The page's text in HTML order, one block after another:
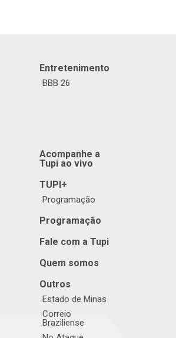
Entretenimento
BBB 26
Acompanhe a
Tupi ao vivo
TUPI+
Programação
Programação
Fale com a Tupi
Quem somos
Outros
Estado de Minas
Correio
Braziliense